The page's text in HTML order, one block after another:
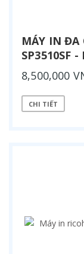
MÁY IN ĐA
SP3510SF
8,500,000
CHI TIẾT